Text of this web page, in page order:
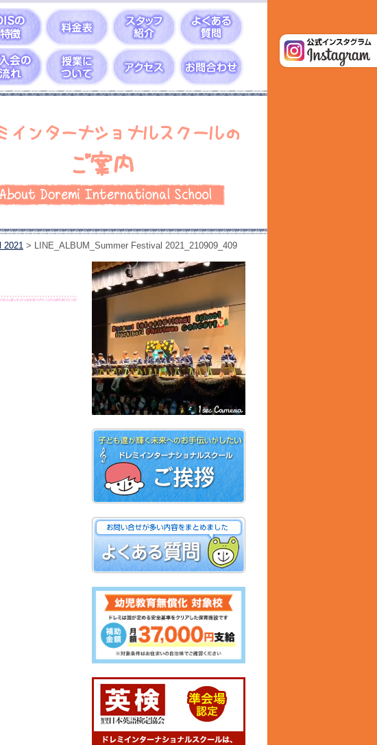
2021 > LINE_ALBUM_Summer Festival 2021_210909_409